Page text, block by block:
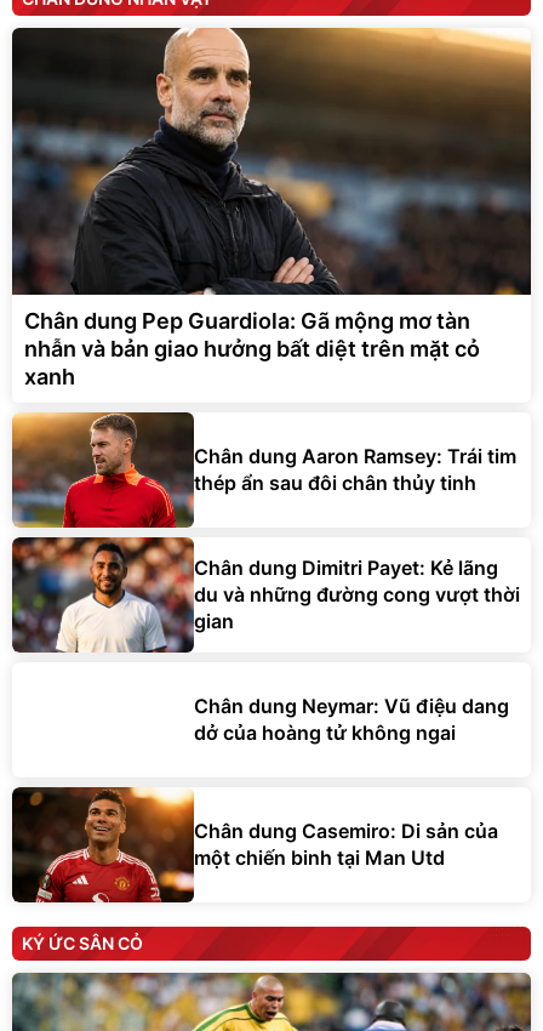
Chân dung Pep Guardiola: Gã mộng mơ tàn
nhẫn và bản giao hưởng bất diệt trên mặt cỏ
xanh
Chân dung Aaron Ramsey: Trái tim
thép ẩn sau đôi chân thủy tinh
Chân dung Dimitri Payet: Kẻ lãng
du và những đường cong vượt thời
gian
Chân dung Neymar: Vũ điệu dang
dở của hoàng tử không ngai
Chân dung Casemiro: Di sản của
một chiến binh tại Man Utd
KÝ ỨC SÂN CỎ